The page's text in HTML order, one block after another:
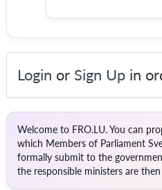
Login or Sign Up in
Welcome to FRO.LU. You can
which Members of Parliament
formally submit to the
the responsible ministers are